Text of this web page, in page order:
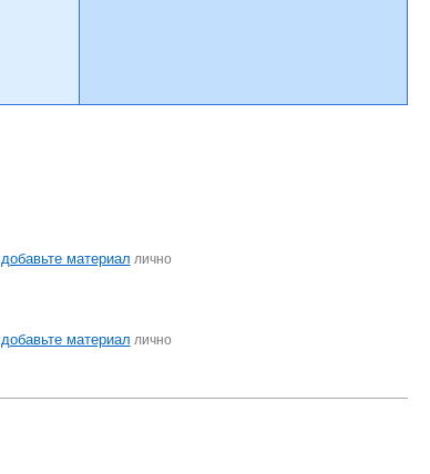
добавьте материал лично
добавьте материал лично